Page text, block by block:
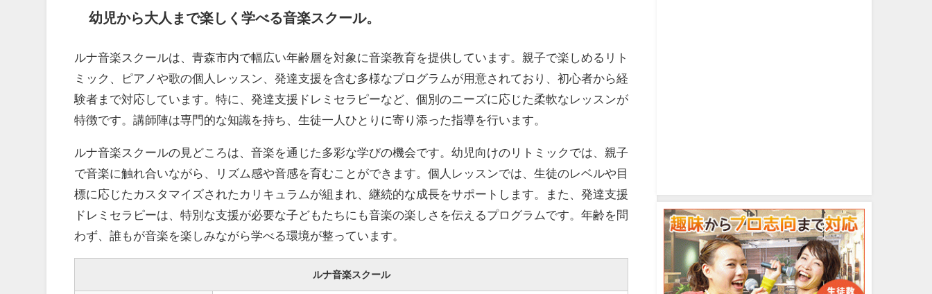
幼児から大人まで楽しく学べる音楽スクール。
ルナ音楽スクールは、青森市内で幅広い年齢層を対象に音楽教育を提供しています。親子で楽しめるリト
ミック、ピアノや歌の個人レッスン、発達支援を含む多様なプログラムが用意されており、初心者から経
験者まで対応しています。特に、発達支援ドレミセラピーなど、個別のニーズに応じた柔軟なレッスンが
特徴です。講師陣は専門的な知識を持ち、生徒一人ひとりに寄り添った指導を行います。
ルナ音楽スクールの見どころは、音楽を通じた多彩な学びの機会です。幼児向けのリトミックでは、親子
で音楽に触れ合いながら、リズム感や音感を育むことができます。個人レッスンでは、生徒のレベルや目
標に応じたカスタマイズされたカリキュラムが組まれ、継続的な成長をサポートします。また、発達支援
ドレミセラピーは、特別な支援が必要な子どもたちにも音楽の楽しさを伝えるプログラムです。年齢を問
わず、誰もが音楽を楽しみながら学べる環境が整っています。
ルナ音楽スクール